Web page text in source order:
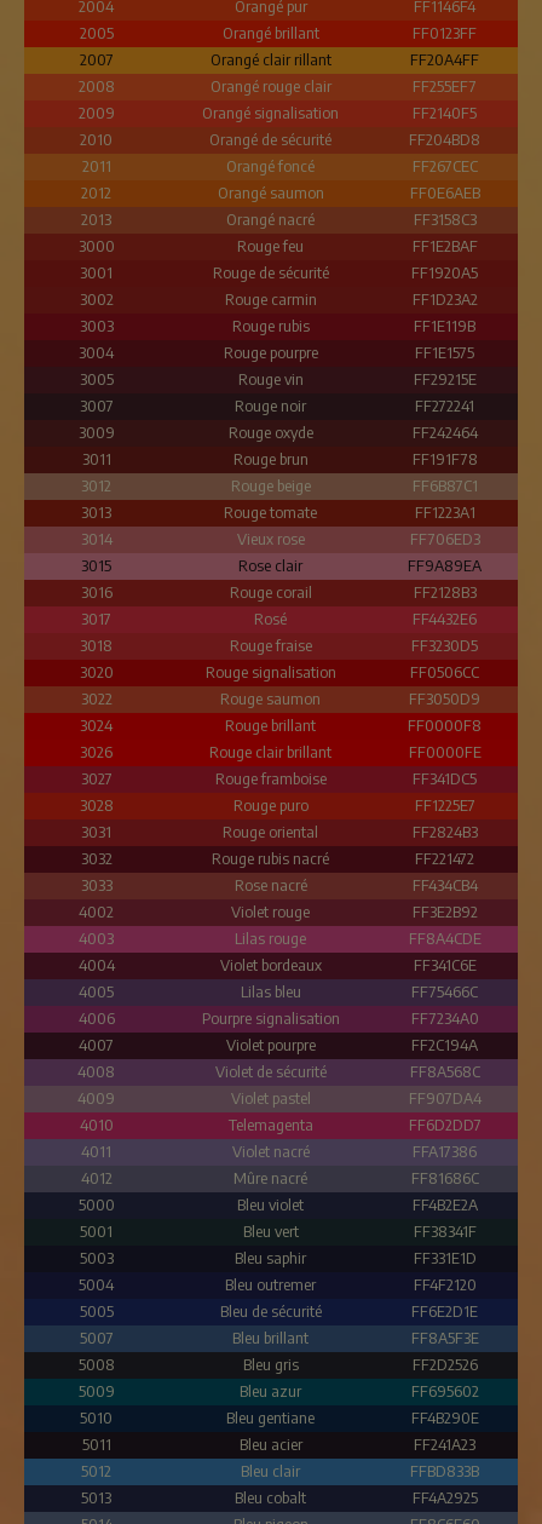
2004
Orangé pur
FF1146F4
2005
Orangé brillant
FF0123FF
2007
Orangé clair rillant
FF20A4FF
2008
Orangé rouge clair
FF255EF7
2009
Orangé signalisation
FF2140F5
2010
Orangé de sécurité
FF204BD8
2011
Orangé foncé
FF267CEC
2012
Orangé saumon
FF0E6AEB
2013
Orangé nacré
FF3158C3
3000
Rouge feu
FF1E2BAF
3001
Rouge de sécurité
FF1920A5
3002
Rouge carmin
FF1D23A2
3003
Rouge rubis
FF1E119B
3004
Rouge pourpre
FF1E1575
3005
Rouge vin
FF29215E
3007
Rouge noir
FF272241
3009
Rouge oxyde
FF242464
3011
Rouge brun
FF191F78
3012
Rouge beige
FF6B87C1
3013
Rouge tomate
FF1223A1
3014
Vieux rose
FF706ED3
3015
Rose clair
FF9A89EA
3016
Rouge corail
FF2128B3
3017
Rosé
FF4432E6
3018
Rouge fraise
FF3230D5
3020
Rouge signalisation
FF0506CC
3022
Rouge saumon
FF3050D9
3024
Rouge brillant
FF0000F8
3026
Rouge clair brillant
FF0000FE
3027
Rouge framboise
FF341DC5
3028
Rouge puro
FF1225E7
3031
Rouge oriental
FF2824B3
3032
Rouge rubis nacré
FF221472
3033
Rose nacré
FF434CB4
4002
Violet rouge
FF3E2B92
4003
Lilas rouge
FF8A4CDE
4004
Violet bordeaux
FF341C6E
4005
Lilas bleu
FF75466C
4006
Pourpre signalisation
FF7234A0
4007
Violet pourpre
FF2C194A
4008
Violet de sécurité
FF8A568C
4009
Violet pastel
FF907DA4
4010
Telemagenta
FF6D2DD7
4011
Violet nacré
FFA17386
4012
Mûre nacré
FF81686C
5000
Bleu violet
FF4B2E2A
5001
Bleu vert
FF38341F
5003
Bleu saphir
FF331E1D
5004
Bleu outremer
FF4F2120
5005
Bleu de sécurité
FF6E2D1E
5007
Bleu brillant
FF8A5F3E
5008
Bleu gris
FF2D2526
5009
Bleu azur
FF695602
5010
Bleu gentiane
FF4B290E
5011
Bleu acier
FF241A23
5012
Bleu clair
FFBD833B
5013
Bleu cobalt
FF4A2925